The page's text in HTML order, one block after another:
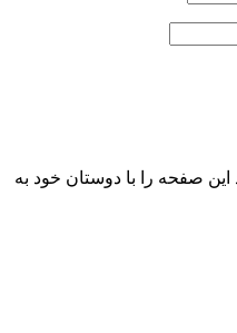
این صفحه را با دوستان خود به